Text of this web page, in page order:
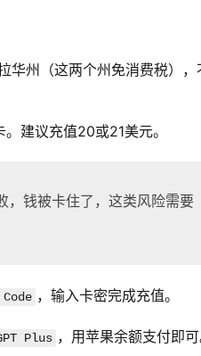
华州（这两个州免消费税），
建议充值20或21美元。
，钱被卡住了，这类风险需要
，输入卡密完成充值。
Plus ，用苹果余额支付即